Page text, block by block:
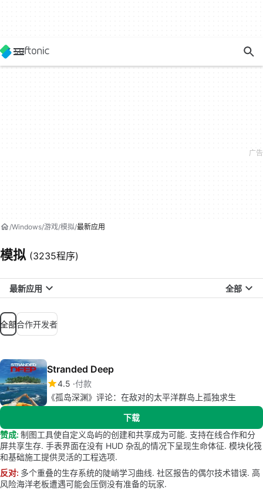
Windows 游戏 模拟 最新应用
模拟 (3235程序)
最新应用 全部
全部合作开发者
Stranded Deep
4.5 付款
《孤岛深渊》评论：在敌对的太平洋群岛上孤独求生
下载
赞成: 制图工具使自定义岛屿的创建和共享成为可能. 支持在线合作和分
屏共享生存. 手表界面在没有 HUD 杂乱的情况下呈现生命体征. 模块化筏
和基础施工提供灵活的工程选项.
反对: 多个重叠的生存系统的陡峭学习曲线. 社区报告的偶尔技术错误. 高
风险海洋老板遭遇可能会压倒没有准备的玩家.